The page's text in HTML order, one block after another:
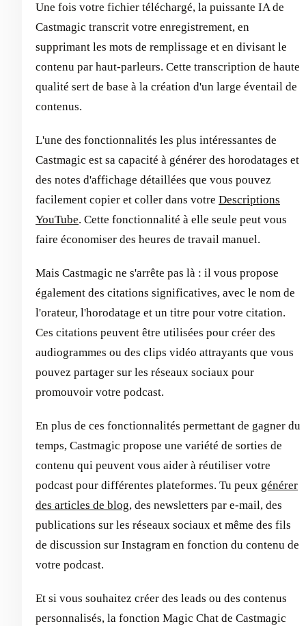
Une fois votre fichier téléchargé, la puissante IA de
Castmagic transcrit votre enregistrement, en
supprimant les mots de remplissage et en divisant le
contenu par haut-parleurs. Cette transcription de haute
qualité sert de base à la création d'un large éventail de
contenus.
L'une des fonctionnalités les plus intéressantes de
Castmagic est sa capacité à générer des horodatages et
des notes d'affichage détaillées que vous pouvez
facilement copier et coller dans votre Descriptions
YouTube. Cette fonctionnalité à elle seule peut vous
faire économiser des heures de travail manuel.
Mais Castmagic ne s'arrête pas là : il vous propose
également des citations significatives, avec le nom de
l'orateur, l'horodatage et un titre pour votre citation.
Ces citations peuvent être utilisées pour créer des
audiogrammes ou des clips vidéo attrayants que vous
pouvez partager sur les réseaux sociaux pour
promouvoir votre podcast.
En plus de ces fonctionnalités permettant de gagner du
temps, Castmagic propose une variété de sorties de
contenu qui peuvent vous aider à réutiliser votre
podcast pour différentes plateformes. Tu peux générer
des articles de blog, des newsletters par e-mail, des
publications sur les réseaux sociaux et même des fils
de discussion sur Instagram en fonction du contenu de
votre podcast.
Et si vous souhaitez créer des leads ou des contenus
personnalisés, la fonction Magic Chat de Castmagic